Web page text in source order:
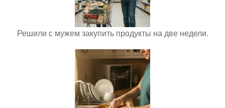
Решили с мужем закупить продукты на две недели.